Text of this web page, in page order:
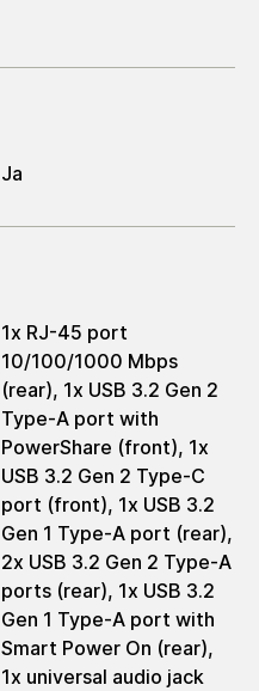
Ja
1x RJ-45 port
10/100/1000 Mbps
(rear), 1x USB 3.2 Gen 2
Type-A port with
PowerShare (front), 1x
USB 3.2 Gen 2 Type-C
port (front), 1x USB 3.2
Gen 1 Type-A port (rear),
2x USB 3.2 Gen 2 Type-A
ports (rear), 1x USB 3.2
Gen 1 Type-A port with
Smart Power On (rear),
1x universal audio jack